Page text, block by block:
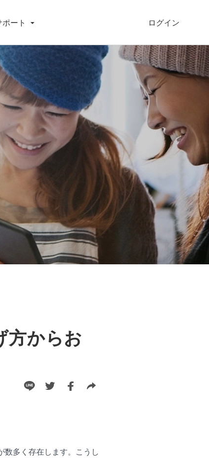
ログイン
ート
方からお
数多く存在します。こうし